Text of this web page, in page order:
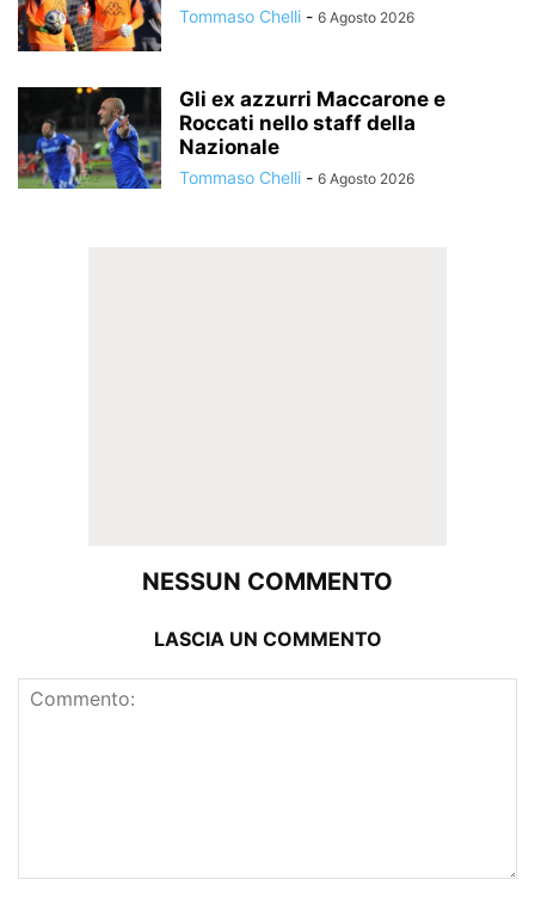
Tommaso Chelli - 6 Agosto 2026
Gli ex azzurri Maccarone e
Roccati nello staff della
Nazionale
Tommaso Chelli - 6 Agosto 2026
NESSUN COMMENTO
LASCIA UN COMMENTO